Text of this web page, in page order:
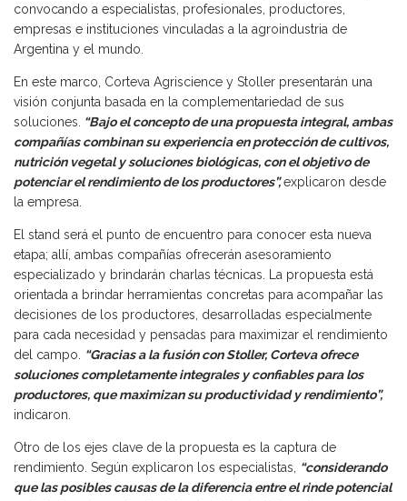
convocando a especialistas, profesionales, productores,
empresas e instituciones vinculadas a la agroindustria de
Argentina y el mundo.
En este marco, Corteva Agriscience y Stoller presentarán una
visión conjunta basada en la complementariedad de sus
soluciones. “Bajo el concepto de una propuesta integral, ambas
compañías combinan su experiencia en protección de cultivos,
nutrición vegetal y soluciones biológicas, con el objetivo de
potenciar el rendimiento de los productores”,explicaron desde
la empresa.
El stand será el punto de encuentro para conocer esta nueva
etapa; allí, ambas compañías ofrecerán asesoramiento
especializado y brindarán charlas técnicas. La propuesta está
orientada a brindar herramientas concretas para acompañar las
decisiones de los productores, desarrolladas especialmente
para cada necesidad y pensadas para maximizar el rendimiento
del campo.
“Gracias a la fusión con Stoller, Corteva ofrece
soluciones completamente integrales y confiables para los
productores, que maximizan su productividad y rendimiento”,
indicaron.
Otro de los ejes clave de la propuesta es la captura de
rendimiento. Según explicaron los especialistas,
“considerando
que las posibles causas de la diferencia entre el rinde potencial